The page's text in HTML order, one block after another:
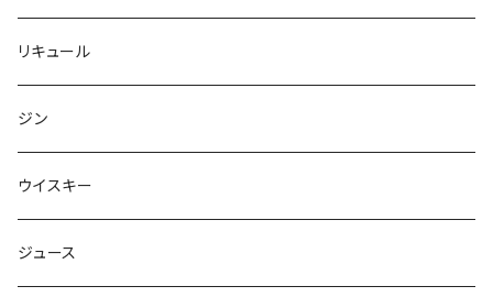
リキュール
ジン
ウイスキー
ジュース